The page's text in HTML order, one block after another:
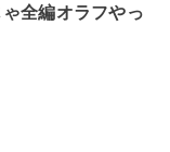
全編オラフやっ